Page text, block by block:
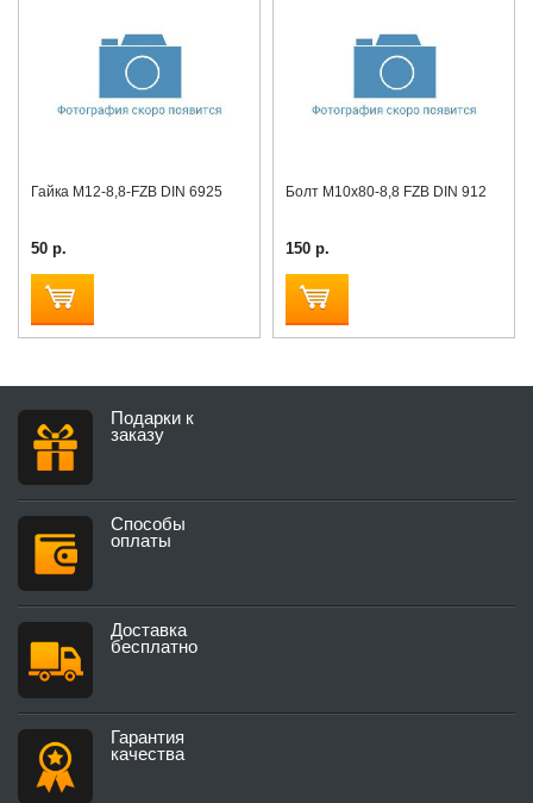
Гайка М12-8,8-FZB DIN 6925
50 р.
Болт М10x80-8,8 FZB DIN 912
150 р.
Подарки к
заказу
Способы
оплаты
Доставка
бесплатно
Гарантия
качества